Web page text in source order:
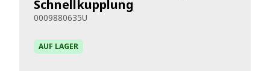
Schnellkupplung
0009880635U
AUF LAGER